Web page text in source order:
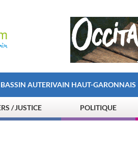
BASSIN AUTERIVAIN HAUT-GARONNAIS
/ JUSTICE POLITIQUE